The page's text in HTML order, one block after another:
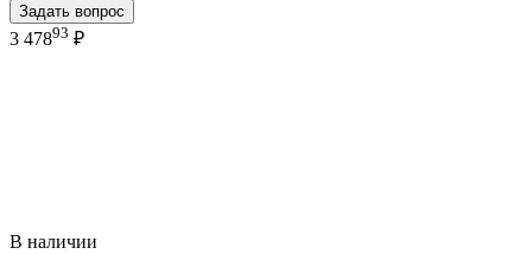
Задать вопрос
3 47893 ₽
В наличии